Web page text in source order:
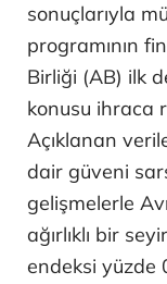
sonuçlarıyla
programının
Birliği (AB) ilk
konusu ihraca
Açıklanan
dair güveni
gelişmelerle
ağırlıklı bir
endeksi yüzde